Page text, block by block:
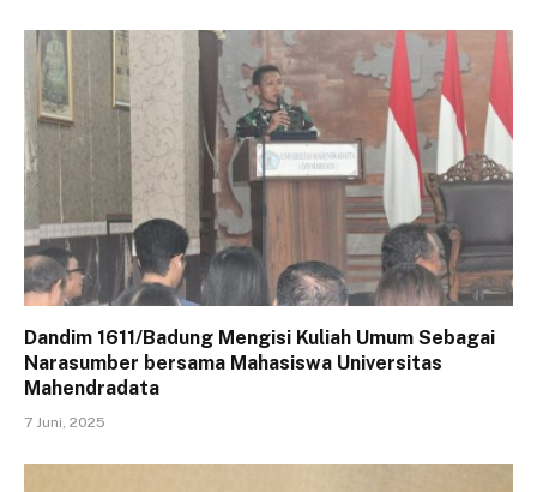
Dandim 1611/Badung Mengisi Kuliah Umum Sebagai
Narasumber bersama Mahasiswa Universitas
Mahendradata
7 Juni, 2025